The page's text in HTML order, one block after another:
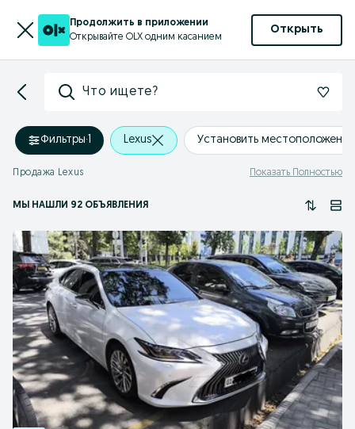
Продолжить в приложении
Открывайте OLX одним касанием
Открыть
Что ищете?
Фильтры·1 Lexus Установить местоположение
Продажа Lexus Показать Полностью
МЫ НАШЛИ 92 ОБЪЯВЛЕНИЯ